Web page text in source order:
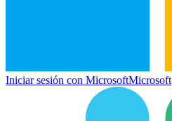
Iniciar sesión con MicrosoftMicrosoft